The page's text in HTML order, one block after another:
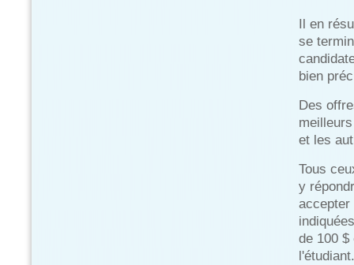
Il en
se
bien
Des
et les
Tous
y
accepter
de 100 $